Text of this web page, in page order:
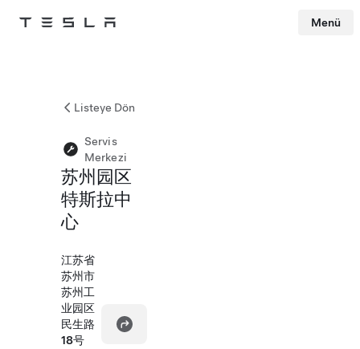
Tesla Menü
Listeye Dön
Servis
Merkezi
苏州园区
特斯拉中
心
江苏省
苏州市
苏州工
业园区
民生路
18号